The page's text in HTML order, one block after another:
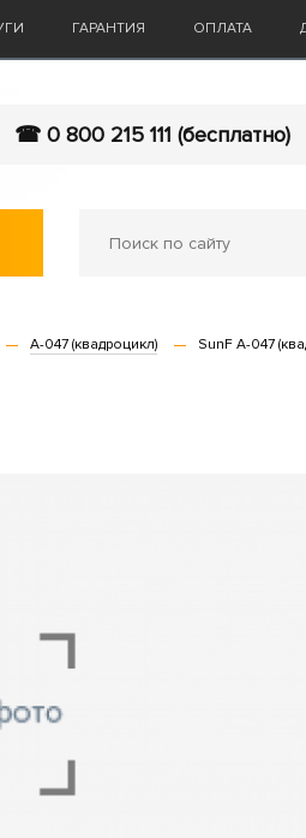
ГАРАНТИЯ ОПЛАТА
☎ 0 800 215 111 (бесплатно)
A-047 (квадроцикл) SunF A-047